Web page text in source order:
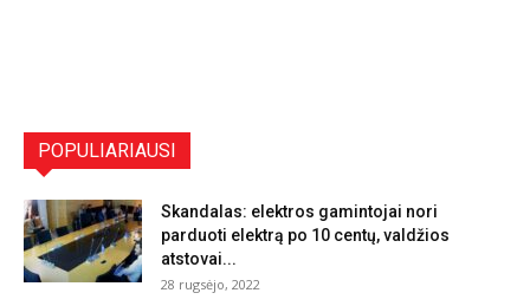
POPULIARIAUSI
Skandalas: elektros gamintojai nori
parduoti elektrą po 10 centų, valdžios
atstovai...
28 rugsėjo, 2022